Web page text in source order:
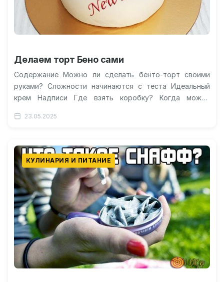
Делаем торт Бено сами
Содержание Можно ли сделать бенто-торт своими
руками? Сложности начинаются с теста Идеальный
крем Надписи Где взять коробку? Когда можно
23.05.2025
КУЛИНАРИЯ И ПИТАНИЕ